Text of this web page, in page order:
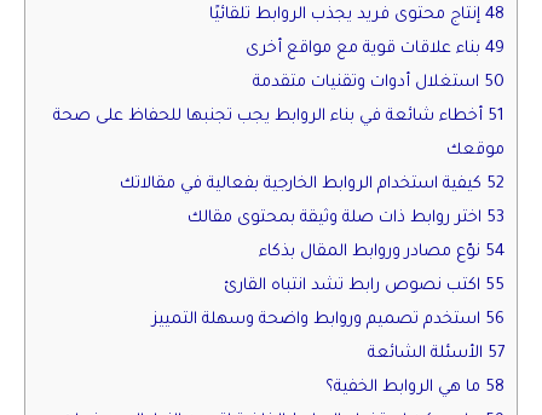
48 إنتاج محتوى فريد يجذب الروابط تلقائيًا
49 بناء علاقات قوية مع مواقع أخرى
50 استغلال أدوات وتقنيات متقدمة
51 أخطاء شائعة في بناء الروابط يجب تجنبها للحفاظ على صحة
موقعك
52 كيفية استخدام الروابط الخارجية بفعالية في مقالاتك
53 اختر روابط ذات صلة وثيقة بمحتوى مقالك
54 نوّع مصادر وروابط المقال بذكاء
55 اكتب نصوص رابط تشد انتباه القارئ
56 استخدم تصميم وروابط واضحة وسهلة التمييز
57 الأسئلة الشائعة
58 ما هي الروابط الخفية؟